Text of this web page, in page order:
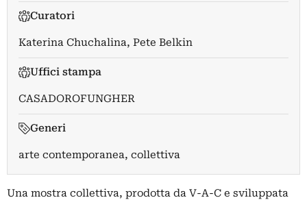
Curatori
Katerina Chuchalina, Pete Belkin
Uffici stampa
CASADOROFUNGHER
Generi
arte contemporanea, collettiva
Una mostra collettiva, prodotta da V-A-C e sviluppata